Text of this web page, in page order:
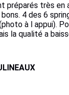
préparés très
4 des 6
à l appui).
la qualité a